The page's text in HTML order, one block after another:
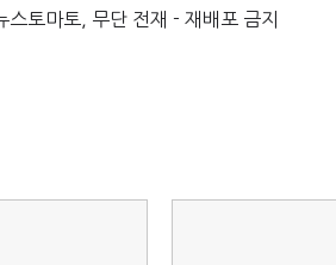
토마토, 무단 전재 - 재배포 금지